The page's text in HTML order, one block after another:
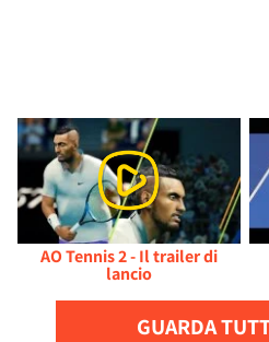
AO Tennis 2 - Il trailer di
lancio
GUARDA